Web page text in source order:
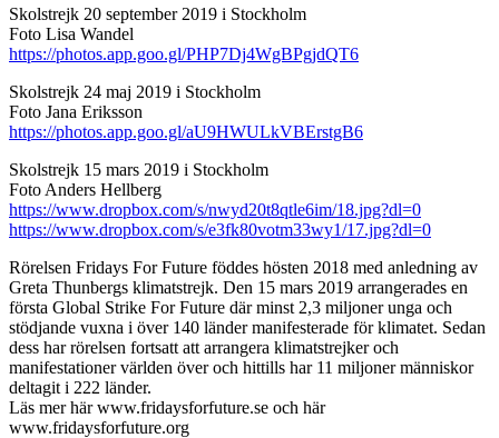
Skolstrejk 20 september 2019 i Stockholm
Foto Lisa Wandel
https://photos.app.goo.gl/PHP7Dj4WgBPgjdQT6
Skolstrejk 24 maj 2019 i Stockholm
Foto Jana Eriksson
https://photos.app.goo.gl/aU9HWULkVBErstgB6
Skolstrejk 15 mars 2019 i Stockholm
Foto Anders Hellberg
https://www.dropbox.com/s/nwyd20t8qtle6im/18.jpg?dl=0
https://www.dropbox.com/s/e3fk80votm33wy1/17.jpg?dl=0
Rörelsen Fridays For Future föddes hösten 2018 med anledning av
Greta Thunbergs klimatstrejk. Den 15 mars 2019 arrangerades en
första Global Strike For Future där minst 2,3 miljoner unga och
stödjande vuxna i över 140 länder manifesterade för klimatet. Sedan
dess har rörelsen fortsatt att arrangera klimatstrejker och
manifestationer världen över och hittills har 11 miljoner människor
deltagit i 222 länder.
Läs mer här www.fridaysforfuture.se och här
www.fridaysforfuture.org